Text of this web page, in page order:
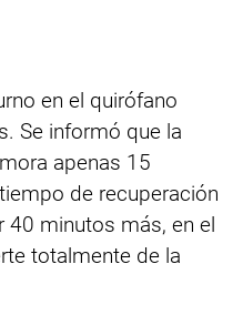
en el quirófano
Se informó que la
apenas 15
de recuperación
40 minutos más, en el
totalmente de la